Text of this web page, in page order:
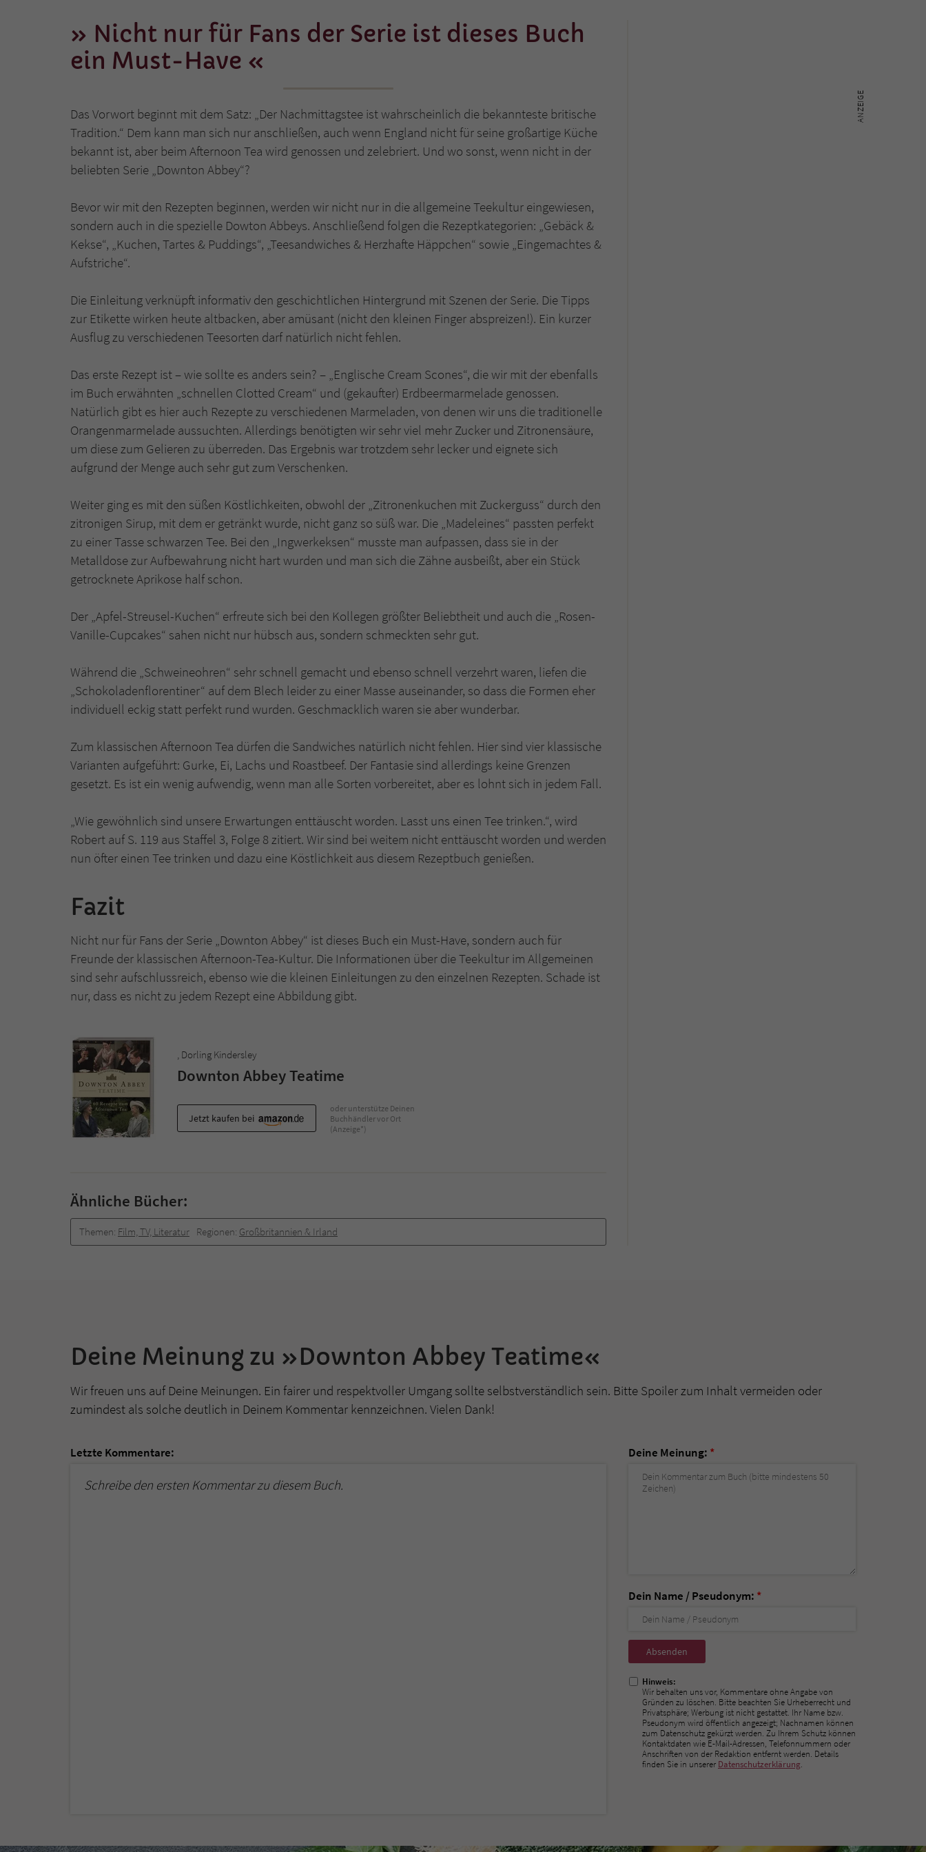
Nicht nur für Fans der Serie ist dieses Buch
ein Must-Have
Das Vorwort beginnt mit dem Satz: „Der Nachmittagstee ist wahrscheinlich die bekannteste britische
Tradition.“ Dem kann man sich nur anschließen, auch wenn England nicht für seine großartige Küche
bekannt ist, aber beim Afternoon Tea wird genossen und zelebriert. Und wo sonst, wenn nicht in der
beliebten Serie „Downton Abbey“?
Bevor wir mit den Rezepten beginnen, werden wir nicht nur in die allgemeine Teekultur eingewiesen,
sondern auch in die spezielle Dowton Abbeys. Anschließend folgen die Rezeptkategorien: „Gebäck &
Kekse“, „Kuchen, Tartes & Puddings“, „Teesandwiches & Herzhafte Häppchen“ sowie „Eingemachtes &
Aufstriche“.
Die Einleitung verknüpft informativ den geschichtlichen Hintergrund mit Szenen der Serie. Die Tipps
zur Etikette wirken heute altbacken, aber amüsant (nicht den kleinen Finger abspreizen!). Ein kurzer
Ausflug zu verschiedenen Teesorten darf natürlich nicht fehlen.
Das erste Rezept ist – wie sollte es anders sein? – „Englische Cream Scones“, die wir mit der ebenfalls
im Buch erwähnten „schnellen Clotted Cream“ und (gekaufter) Erdbeermarmelade genossen.
Natürlich gibt es hier auch Rezepte zu verschiedenen Marmeladen, von denen wir uns die traditionelle
Orangenmarmelade aussuchten. Allerdings benötigten wir sehr viel mehr Zucker und Zitronensäure,
um diese zum Gelieren zu überreden. Das Ergebnis war trotzdem sehr lecker und eignete sich
aufgrund der Menge auch sehr gut zum Verschenken.
Weiter ging es mit den süßen Köstlichkeiten, obwohl der „Zitronenkuchen mit Zuckerguss“ durch den
zitronigen Sirup, mit dem er getränkt wurde, nicht ganz so süß war. Die „Madeleines“ passten perfekt
zu einer Tasse schwarzen Tee. Bei den „Ingwerkeksen“ musste man aufpassen, dass sie in der
Metalldose zur Aufbewahrung nicht hart wurden und man sich die Zähne ausbeißt, aber ein Stück
getrocknete Aprikose half schon.
Der „Apfel-Streusel-Kuchen“ erfreute sich bei den Kollegen größter Beliebtheit und auch die „Rosen-
Vanille-Cupcakes“ sahen nicht nur hübsch aus, sondern schmeckten sehr gut.
Während die „Schweineohren“ sehr schnell gemacht und ebenso schnell verzehrt waren, liefen die
„Schokoladenflorentiner“ auf dem Blech leider zu einer Masse auseinander, so dass die Formen eher
individuell eckig statt perfekt rund wurden. Geschmacklich waren sie aber wunderbar.
Zum klassischen Afternoon Tea dürfen die Sandwiches natürlich nicht fehlen. Hier sind vier klassische
Varianten aufgeführt: Gurke, Ei, Lachs und Roastbeef. Der Fantasie sind allerdings keine Grenzen
gesetzt. Es ist ein wenig aufwendig, wenn man alle Sorten vorbereitet, aber es lohnt sich in jedem Fall.
„Wie gewöhnlich sind unsere Erwartungen enttäuscht worden. Lasst uns einen Tee trinken.“, wird
Robert auf S. 119 aus Staffel 3, Folge 8 zitiert. Wir sind bei weitem nicht enttäuscht worden und werden
nun öfter einen Tee trinken und dazu eine Köstlichkeit aus diesem Rezeptbuch genießen.
Fazit
Nicht nur für Fans der Serie „Downton Abbey“ ist dieses Buch ein Must-Have, sondern auch für
Freunde der klassischen Afternoon-Tea-Kultur. Die Informationen über die Teekultur im Allgemeinen
sind sehr aufschlussreich, ebenso wie die kleinen Einleitungen zu den einzelnen Rezepten. Schade ist
nur, dass es nicht zu jedem Rezept eine Abbildung gibt.
, Dorling Kindersley
Downton Abbey Teatime
Jetzt kaufen bei
oder unterstütze Deinen
Buchhändler vor Ort
(Anzeige*)
Ähnliche Bücher:
Themen: Film, TV, Literatur Regionen: Großbritannien & Irland
Deine Meinung zu »Downton Abbey Teatime«
Wir freuen uns auf Deine Meinungen. Ein fairer und respektvoller Umgang sollte selbstverständlich sein. Bitte Spoiler zum Inhalt vermeiden oder
zumindest als solche deutlich in Deinem Kommentar kennzeichnen. Vielen Dank!
Letzte Kommentare:
Schreibe den ersten Kommentar zu diesem Buch.
Deine Meinung: *
Dein Name / Pseudonym: *
Nicht
ausfüllen!
Hinweis:
Wir behalten uns vor, Kommentare ohne Angabe von
Gründen zu löschen. Bitte beachten Sie Urheberrecht und
Privatsphäre; Werbung ist nicht gestattet. Ihr Name bzw.
Pseudonym wird öffentlich angezeigt; Nachnamen können
zum Datenschutz gekürzt werden. Zu Ihrem Schutz können
Kontaktdaten wie E-Mail-Adressen, Telefonnummern oder
Anschriften von der Redaktion entfernt werden. Details
finden Sie in unserer Datenschutzerklärung.
Name tx_pwcomments_ahash
Zweck Cookie für Kommentare einzelner Buchtitel
Anbieter Literatur-Couch Medien GmbH & Co. KG
Session
den Sicherheitscode des Kontaktformulars zu
überprüfen.